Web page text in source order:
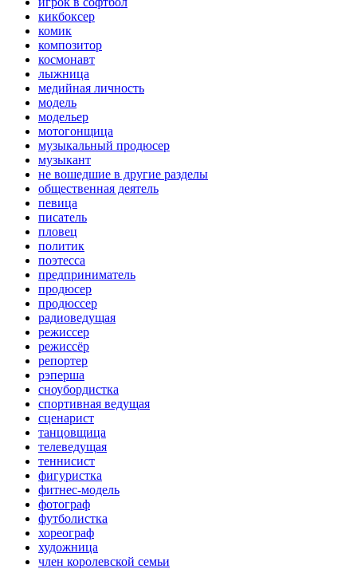
кикбоксер
комик
композитор
космонавт
лыжница
медийная личность
модель
модельер
мотогонщица
музыкальный продюсер
музыкант
не вошедшие в другие разделы
общественная деятель
певица
писатель
пловец
политик
поэтесса
предприниматель
продюсер
продюссер
радиоведущая
режиссер
режиссёр
репортер
рэперша
сноубордистка
спортивная ведущая
сценарист
танцовщица
телеведущая
теннисист
фигуристка
фитнес-модель
фотограф
футболистка
хореограф
художница
член королевской семьи